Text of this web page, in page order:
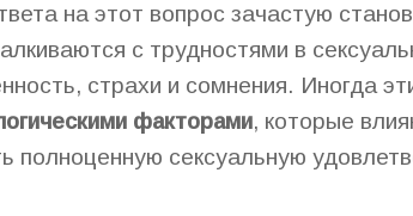
на этот вопрос зачастую
с трудностями в
страхи и сомнения. Иногда
факторами, которые
полноценную сексуальную